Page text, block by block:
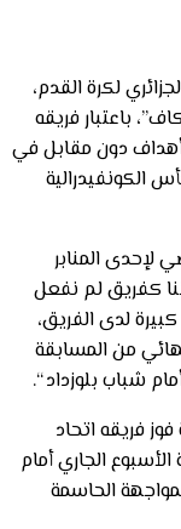
لكرة القدم،
باعتبار فريقه
أهداف دون مقابل في
الكونفيدرالية
لإحدى المنابر
كفريق لم نفعل
لدى الفريق،
من المسابقة
شباب بلوزداد “.
فريقه اتحاد
الجاري أمام
الحاسمة